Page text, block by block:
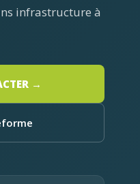
infrastructure à
→